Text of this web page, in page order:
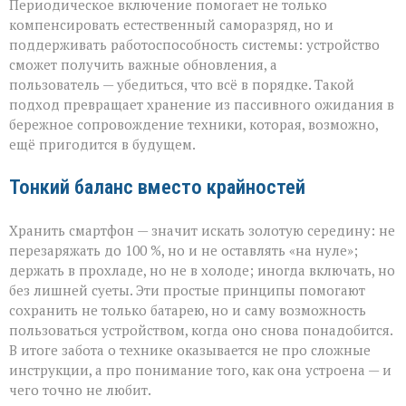
Периодическое включение помогает не только
компенсировать естественный саморазряд, но и
поддерживать работоспособность системы: устройство
сможет получить важные обновления, а
пользователь — убедиться, что всё в порядке. Такой
подход превращает хранение из пассивного ожидания в
бережное сопровождение техники, которая, возможно,
ещё пригодится в будущем.
Тонкий баланс вместо крайностей
Хранить смартфон — значит искать золотую середину: не
перезаряжать до 100 %, но и не оставлять «на нуле»;
держать в прохладе, но не в холоде; иногда включать, но
без лишней суеты. Эти простые принципы помогают
сохранить не только батарею, но и саму возможность
пользоваться устройством, когда оно снова понадобится.
В итоге забота о технике оказывается не про сложные
инструкции, а про понимание того, как она устроена — и
чего точно не любит.